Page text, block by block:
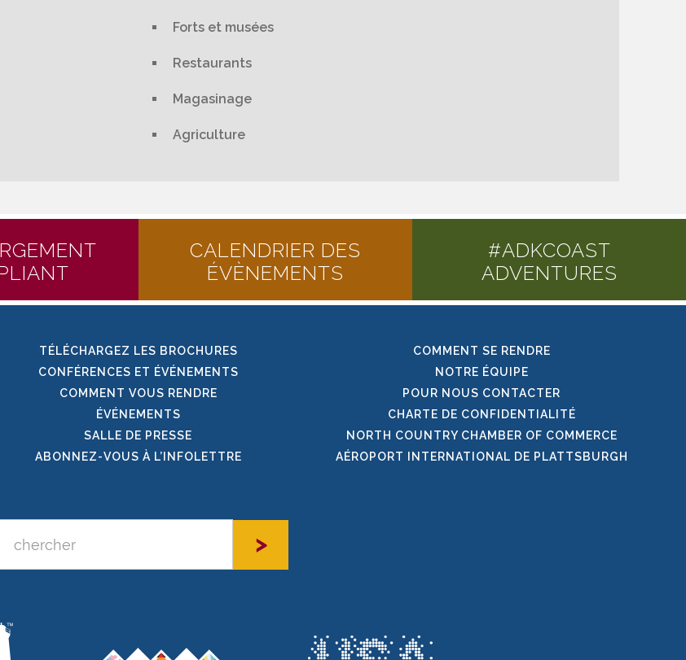
Forts et musées
Restaurants
Magasinage
Agriculture
CALENDRIER DES
ÉVÈNEMENTS
#ADKCOAST
ADVENTURES
TÉLÉCHARGEZ LES BROCHURES
CONFÉRENCES ET ÉVÉNEMENTS
COMMENT VOUS RENDRE
ÉVÉNEMENTS
SALLE DE PRESSE
ABONNEZ-VOUS À L’INFOLETTRE
COMMENT SE RENDRE
NOTRE ÉQUIPE
POUR NOUS CONTACTER
CHARTE DE CONFIDENTIALITÉ
NORTH COUNTRY CHAMBER OF COMMERCE
AÉROPORT INTERNATIONAL DE PLATTSBURGH